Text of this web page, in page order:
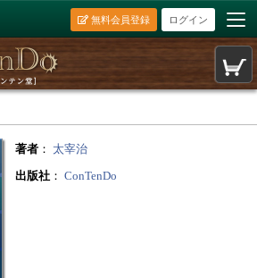
ログイン
無料会員登録
著者 ： 太宰治
出版社 ： ConTenDo